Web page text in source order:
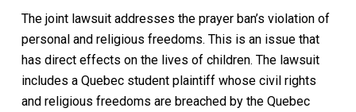
The joint lawsuit addresses the prayer ban’s violation of
personal and religious freedoms. This is an issue that
has direct effects on the lives of children. The lawsuit
includes a Quebec student plaintiff whose civil rights
and religious freedoms are breached by the Quebec